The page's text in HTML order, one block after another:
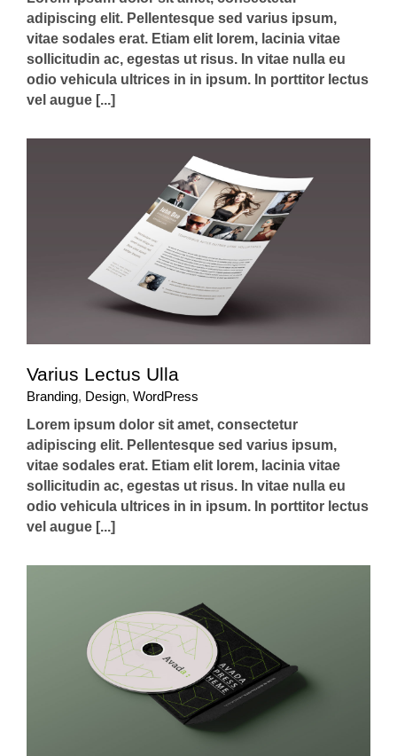
adipiscing elit. Pellentesque sed varius ipsum,
vitae sodales erat. Etiam elit lorem, lacinia vitae
sollicitudin ac, egestas ut risus. In vitae nulla eu
odio vehicula ultrices in in ipsum. In porttitor lectus
vel augue [...]
Varius Lectus Ulla
Branding, Design, WordPress
Lorem ipsum dolor sit amet, consectetur
adipiscing elit. Pellentesque sed varius ipsum,
vitae sodales erat. Etiam elit lorem, lacinia vitae
sollicitudin ac, egestas ut risus. In vitae nulla eu
odio vehicula ultrices in in ipsum. In porttitor lectus
vel augue [...]